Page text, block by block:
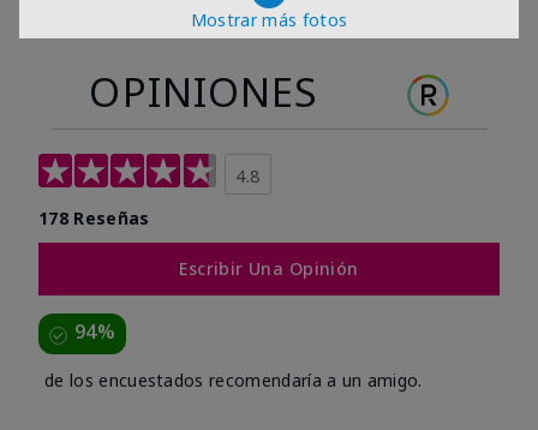
Mostrar más fotos
OPINIONES
4.8
178 Reseñas
Escribir Una Opinión
94%
de los encuestados recomendaría a un amigo.